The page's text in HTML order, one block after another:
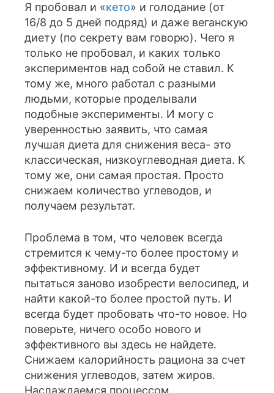
Я пробовал и «кето» и голодание (от
16/8 до 5 дней подряд) и даже веганскую
диету (по секрету вам говорю). Чего я
только не пробовал, и каких только
экспериментов над собой не ставил. К
тому же, много работал с разными
людьми, которые проделывали
подобные эксперименты. И могу с
уверенностью заявить, что самая
лучшая диета для снижения веса- это
классическая, низкоуглеводная диета. К
тому же, они самая простая. Просто
снижаем количество углеводов, и
получаем результат.
Проблема в том, что человек всегда
стремится к чему-то более простому и
эффективному. И и всегда будет
пытаться заново изобрести велосипед, и
найти какой-то более простой путь. И
всегда будет пробовать что-то новое. Но
поверьте, ничего особо нового и
эффективного вы здесь не найдете.
Снижаем калорийность рациона за счет
снижения углеводов, затем жиров.
Наслаждаемся процессом.